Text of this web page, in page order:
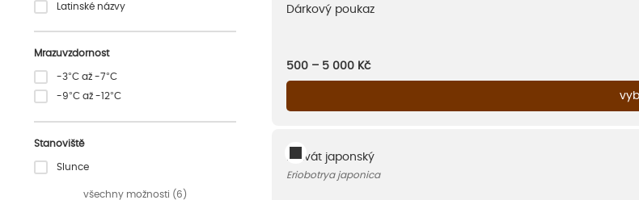
Latinské názvy
Mrazuvzdornost
-3°C až -7°C
-9°C až -12°C
Stanoviště
Slunce
všechny možnosti (6)
Dárkový poukaz
500 – 5 000 Kč
Lokvát japonský
Eriobotrya japonica